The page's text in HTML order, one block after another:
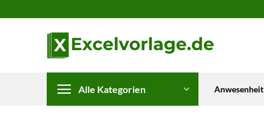
Inhalt
Alle Kategorien Anwesenheit